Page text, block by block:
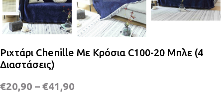
Ριχτάρι Chenille Με Κρόσια C100-20 Μπλε (4
Διαστάσεις)
€20,90 – €41,90